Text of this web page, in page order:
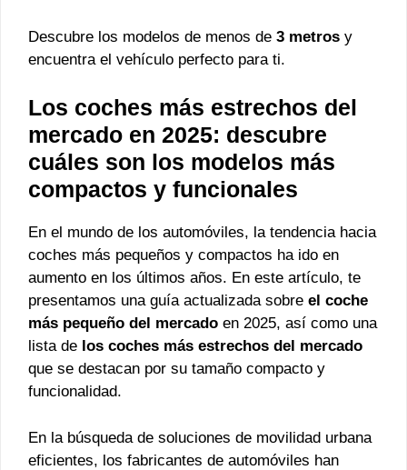
Descubre los modelos de menos de 3 metros y
encuentra el vehículo perfecto para ti.
Los coches más estrechos del
mercado en 2025: descubre
cuáles son los modelos más
compactos y funcionales
En el mundo de los automóviles, la tendencia hacia
coches más pequeños y compactos ha ido en
aumento en los últimos años. En este artículo, te
presentamos una guía actualizada sobre el coche
más pequeño del mercado en 2025, así como una
lista de los coches más estrechos del mercado
que se destacan por su tamaño compacto y
funcionalidad.
En la búsqueda de soluciones de movilidad urbana
eficientes, los fabricantes de automóviles han